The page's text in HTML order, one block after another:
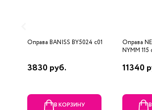
Оправа BANISS BY5024 c01
3830 руб.
В КОРЗИНУ
Оправа
NYMM 115
11340